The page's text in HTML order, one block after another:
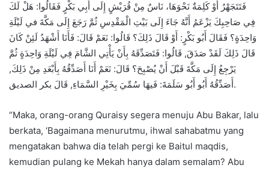
فَتَتَجَهْرُ أَوْ كَلِمَةٌ نَحْوَهَا، نَاسٌ مِنْ قُرَيْشٍ إِلَى أَبِي بَكْرٍ فَقَالُوا: هَلْ لَكَ
فِي صَاحِبِكَ يَزْعَمُ أَنَّهُ جَاءَ إِلَى بَيْتِ الْمَقْدِسِ ثُمَّ رَجَعَ إِلَى مَكَّةَ في لَيْلَةِ
وَاحِدَةٍ؟ فَقَالَ أَبُو بَكْرٍ: أَوْ قَالَ ذَلِكَ؟ قَالُوا: نَعَمْ قَالَ: فَأَنَا أَشْهَدُ لَئِنْ كَانَ
قَالَ ذَلِكَ لَقَدْ صَدَقَ, قَالُوا: فَتَصَدِّقَهُ بِأَنْ يَأْتِي الشَّامَ فِي لَيْلَةِ وَاحِدَةٍ ثُمَّ
يَرْجِعُ إِلَى مَكَّةَ قَبْلَ أَنْ يُصْبِحَ؟ قَالَ: نَعَمْ أَنَا أَصَدِّقُهُ بِأَبْعَدِ مِنْ ذَلِكَ,
أَصَدِّقُهُ أَبُو أَبُو سَلَمَةَ: فَيهَا سُمِّيَ بِخَيْرِ السَّمَاءِ, قَالَ بكر الصديق.
“Maka, orang-orang Quraisy segera menuju Abu Bakar, lalu
berkata, ‘Bagaimana menurutmu, ihwal sahabatmu yang
mengatakan bahwa dia telah pergi ke Baitul maqdis,
kemudian pulang ke Mekah hanya dalam semalam? Abu